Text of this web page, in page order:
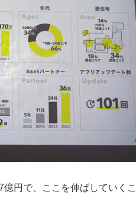
円で、ここを伸ばしていく